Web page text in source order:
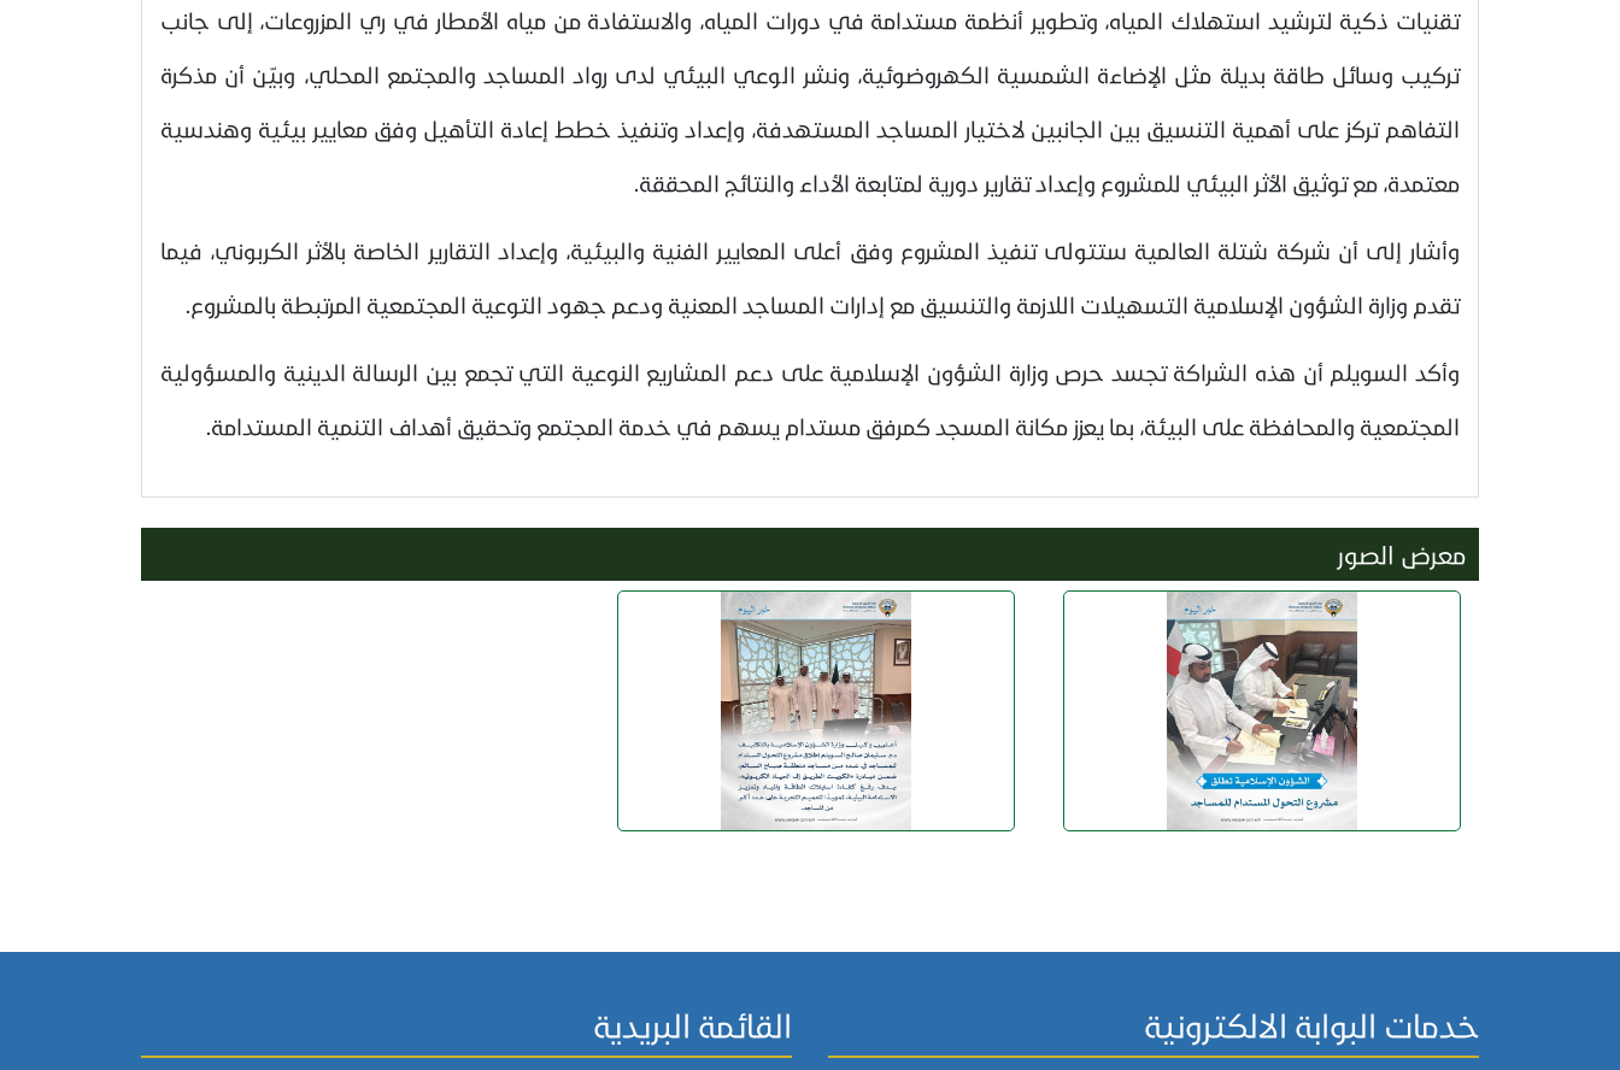
تقنيات ذكية لترشيد استهلاك المياه، وتطوير أنظمة مستدامة في دورات المياه، والاستفادة من مياه الأمطار في ري المزروعات، إلى جانب
تركيب وسائل طاقة بديلة مثل الإضاءة الشمسية الكهروضوئية، ونشر الوعي البيئي لدى رواد المساجد والمجتمع المحلي، وبيّن أن مذكرة
التفاهم تركز على أهمية التنسيق بين الجانبين لاختيار المساجد المستهدفة، وإعداد وتنفيذ خطط إعادة التأهيل وفق معايير بيئية وهندسية
معتمدة، مع توثيق الأثر البيئي للمشروع وإعداد تقارير دورية لمتابعة الأداء والنتائج المحققة.
وأشار إلى أن شركة شتلة العالمية ستتولى تنفيذ المشروع وفق أعلى المعايير الفنية والبيئية، وإعداد التقارير الخاصة بالأثر الكربوني، فيما
تقدم وزارة الشؤون الإسلامية التسهيلات اللازمة والتنسيق مع إدارات المساجد المعنية ودعم جهود التوعية المجتمعية المرتبطة بالمشروع.
وأكد السويلم أن هذه الشراكة تجسد حرص وزارة الشؤون الإسلامية على دعم المشاريع النوعية التي تجمع بين الرسالة الدينية والمسؤولية
المجتمعية والمحافظة على البيئة، بما يعزز مكانة المسجد كمرفق مستدام يسهم في خدمة المجتمع وتحقيق أهداف التنمية المستدامة.
معرض الصور
خدمات البوابة الالكترونية القائمة البريدية